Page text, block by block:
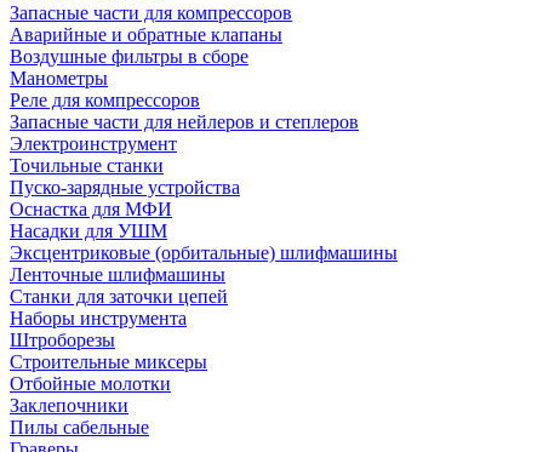
Запасные части для компрессоров
Аварийные и обратные клапаны
Воздушные фильтры в сборе
Манометры
Реле для компрессоров
Запасные части для нейлеров и степлеров
Электроинструмент
Точильные станки
Пуско-зарядные устройства
Оснастка для МФИ
Насадки для УШМ
Эксцентриковые (орбитальные) шлифмашины
Ленточные шлифмашины
Станки для заточки цепей
Наборы инструмента
Штроборезы
Строительные миксеры
Отбойные молотки
Заклепочники
Пилы сабельные